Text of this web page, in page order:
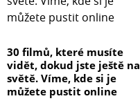
30 filmů, které musíte
vidět, dokud jste ještě na
světě. Víme, kde si je
můžete pustit online